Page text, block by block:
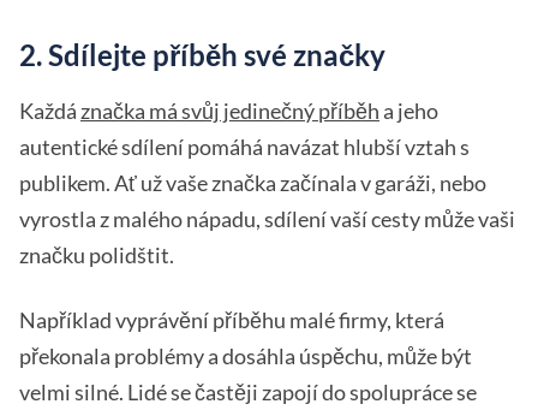
2. Sdílejte příběh své značky
Každá značka má svůj jedinečný příběh a jeho
autentické sdílení pomáhá navázat hlubší vztah s
publikem. Ať už vaše značka začínala v garáži, nebo
vyrostla z malého nápadu, sdílení vaší cesty může vaši
značku polidštit.
Například vyprávění příběhu malé firmy, která
překonala problémy a dosáhla úspěchu, může být
velmi silné. Lidé se častěji zapojí do spolupráce se